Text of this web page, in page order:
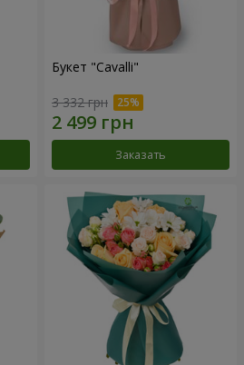
Букет "Cаvalli"
3 332 грн
Заказать